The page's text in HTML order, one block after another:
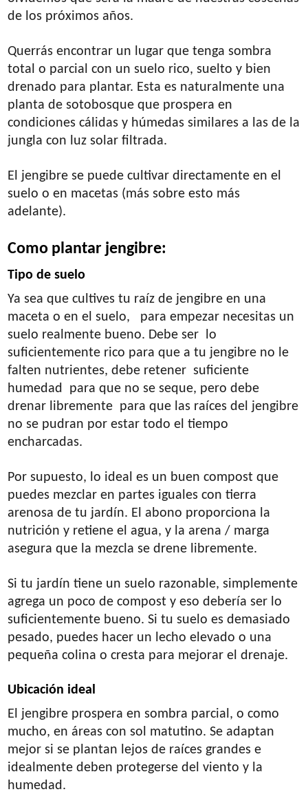
de los próximos años.
Querrás encontrar un lugar que tenga sombra
total o parcial con un suelo rico, suelto y bien
drenado para plantar. Esta es naturalmente una
planta de sotobosque que prospera en
condiciones cálidas y húmedas similares a las de la
jungla con luz solar filtrada.
El jengibre se puede cultivar directamente en el
suelo o en macetas (más sobre esto más
adelante).
Como plantar jengibre:
Tipo de suelo
Ya sea que cultives tu raíz de jengibre en una
maceta o en el suelo, para empezar necesitas un
suelo realmente bueno. Debe ser lo
suficientemente rico para que a tu jengibre no le
falten nutrientes, debe retener suficiente
humedad para que no se seque, pero debe
drenar libremente para que las raíces del jengibre
no se pudran por estar todo el tiempo
encharcadas.
Por supuesto, lo ideal es un buen compost que
puedes mezclar en partes iguales con tierra
arenosa de tu jardín. El abono proporciona la
nutrición y retiene el agua, y la arena / marga
asegura que la mezcla se drene libremente.
Si tu jardín tiene un suelo razonable, simplemente
agrega un poco de compost y eso debería ser lo
suficientemente bueno. Si tu suelo es demasiado
pesado, puedes hacer un lecho elevado o una
pequeña colina o cresta para mejorar el drenaje.
Ubicación ideal
El jengibre prospera en sombra parcial, o como
mucho, en áreas con sol matutino. Se adaptan
mejor si se plantan lejos de raíces grandes e
idealmente deben protegerse del viento y la
humedad.